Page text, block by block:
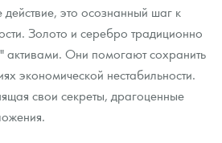
действие, это осознанный шаг к
Золото и серебро традиционно
активами. Они помогают сохранить
экономической нестабильности.
свои секреты, драгоценные